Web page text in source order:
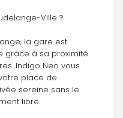
Ville ?
la gare est
grâce à sa proximité
Indigo Neo vous
place de
sereine sans le
libre.